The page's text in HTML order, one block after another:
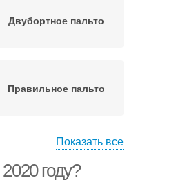
Двубортное пальто
Правильное пальто
Показать все
году?